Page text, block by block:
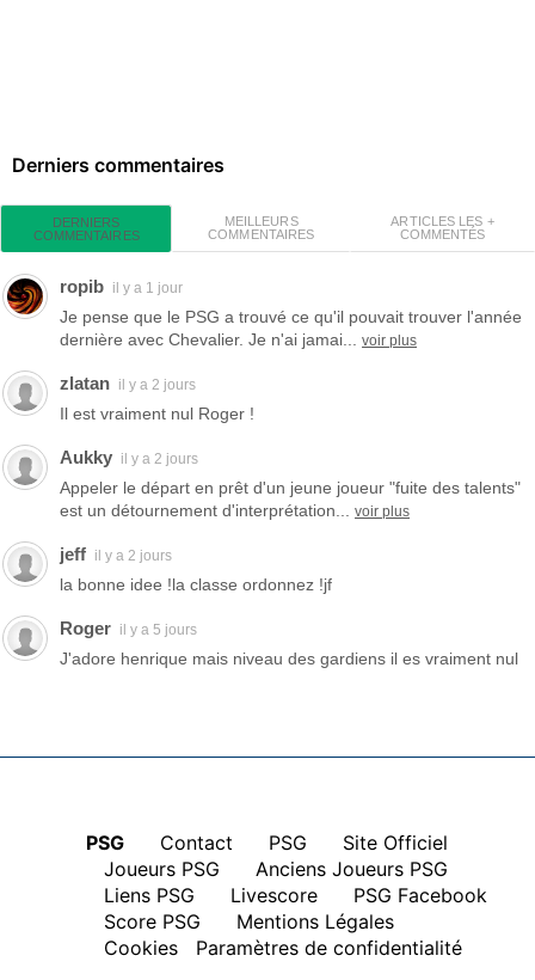
Derniers commentaires
DERNIERS
COMMENTAIRES
MEILLEURS
COMMENTAIRES
ARTICLES LES +
COMMENTÉS
ropib il y a 1 jour
Je pense que le PSG a trouvé ce qu'il pouvait trouver l'année
dernière avec Chevalier. Je n'ai jamai... voir plus
zlatan il y a 2 jours
Il est vraiment nul Roger !
Aukky il y a 2 jours
Appeler le départ en prêt d'un jeune joueur "fuite des talents"
est un détournement d'interprétation... voir plus
jeff il y a 2 jours
la bonne idee !la classe ordonnez !jf
Roger il y a 5 jours
J'adore henrique mais niveau des gardiens il es vraiment nul
PSG Contact PSG
Site Officiel
Joueurs PSG
Anciens Joueurs PSG
Liens PSG Livescore
PSG Facebook
Score PSG
Mentions Légales
Cookies Paramètres de confidentialité